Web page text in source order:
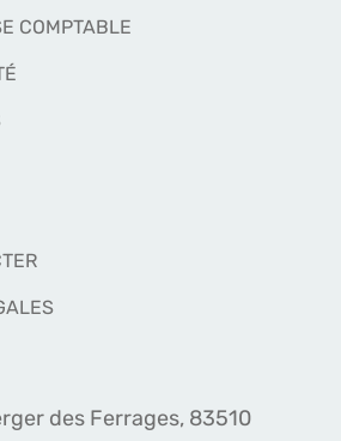
COMPTABLE
des Ferrages, 83510